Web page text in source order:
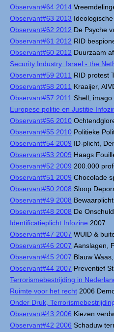
Observant#64 2014
Observant#63 2013
Observant#62 2012 De Psyche
Observant#61 2012 RID
Observant#60 2012 Duurzaam
Security Industry: Israel - the
Observant#59 2011 RID protest
Observant#58 2011 Kraaijer,
Observant#57 2011 Shell, imago
Europese politie en Justitie
Observant#56 2010
Observant#55 2010 Politieke
Observant#54 2009 ID-plicht,
Observant#53 2009 Haags
Observant#52 2009 200.000
Observant#51 2009 Chocolade
Observant#50 2008 Sloop
Observant#49 2008
Observant#48 2008 De
Identificatieplicht Infozine 2007
Observant#47 2007 WUID &
Observant#46 2007 Aanslagen,
Observant#45 2007 Blauw
Observant#44 2007 Preventief
Terrorismebestrijding in
Ruimte voor het recht 2006
Onder Druk,
Observant#43 2006 Kiezen
Observant#42 2006 Schaduw